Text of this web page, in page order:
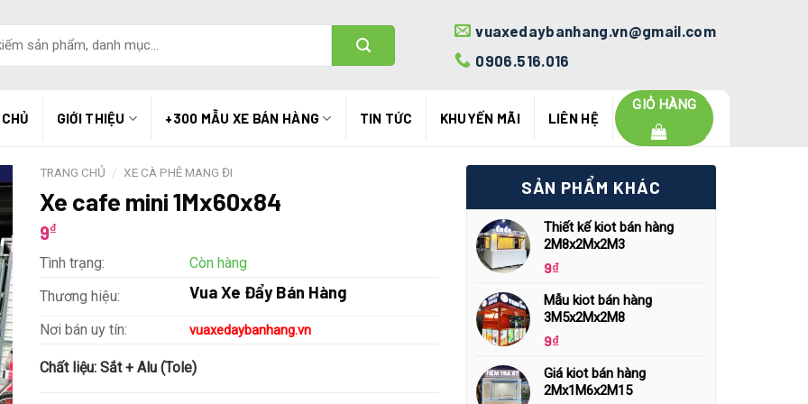
vuaxedaybanhang.vn@gmail.com
0906.516.016
GIỚI THIỆU +300 MẪU XE BÁN HÀNG TIN TỨC KHUYẾN MÃI LIÊN HỆ
GIỎ HÀNG
TRANG CHỦ / XE CÀ PHÊ MANG ĐI
Xe cafe mini 1Mx60x84
9₫
Tình trạng:
Còn hàng
Thương hiệu:
Vua Xe Đẩy Bán Hàng
Nơi bán uy tín: vuaxedaybanhang.vn
Chất liệu: Sắt + Alu (Tole)
SẢN PHẨM KHÁC
Thiết kế kiot bán hàng
2M8x2Mx2M3
9₫
Mẫu kiot bán hàng
3M5x2Mx2M8
9₫
Giá kiot bán hàng
2Mx1M6x2M15